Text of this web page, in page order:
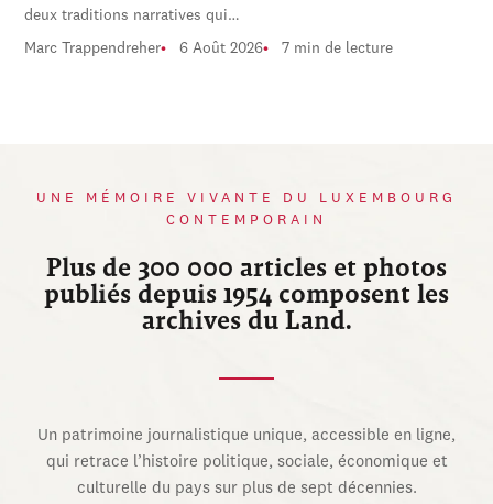
deux traditions narratives qui…
Marc Trappendreher 6 Août 2026 7 min de lecture
UNE MÉMOIRE VIVANTE DU LUXEMBOURG
CONTEMPORAIN
Plus de 300 000 articles et photos
publiés depuis 1954 composent les
archives du Land.
Un patrimoine journalistique unique, accessible en ligne,
qui retrace l’histoire politique, sociale, économique et
culturelle du pays sur plus de sept décennies.